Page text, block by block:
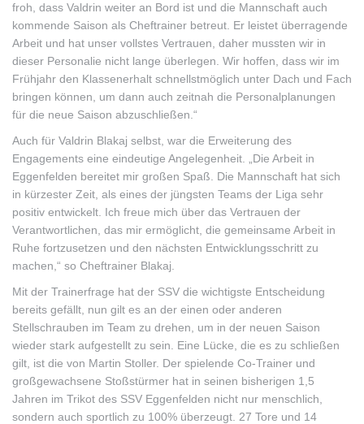
froh, dass Valdrin weiter an Bord ist und die Mannschaft auch
kommende Saison als Cheftrainer betreut. Er leistet überragende
Arbeit und hat unser vollstes Vertrauen, daher mussten wir in
dieser Personalie nicht lange überlegen. Wir hoffen, dass wir im
Frühjahr den Klassenerhalt schnellstmöglich unter Dach und Fach
bringen können, um dann auch zeitnah die Personalplanungen
für die neue Saison abzuschließen.“
Auch für Valdrin Blakaj selbst, war die Erweiterung des
Engagements eine eindeutige Angelegenheit. „Die Arbeit in
Eggenfelden bereitet mir großen Spaß. Die Mannschaft hat sich
in kürzester Zeit, als eines der jüngsten Teams der Liga sehr
positiv entwickelt. Ich freue mich über das Vertrauen der
Verantwortlichen, das mir ermöglicht, die gemeinsame Arbeit in
Ruhe fortzusetzen und den nächsten Entwicklungsschritt zu
machen,“ so Cheftrainer Blakaj.
Mit der Trainerfrage hat der SSV die wichtigste Entscheidung
bereits gefällt, nun gilt es an der einen oder anderen
Stellschrauben im Team zu drehen, um in der neuen Saison
wieder stark aufgestellt zu sein. Eine Lücke, die es zu schließen
gilt, ist die von Martin Stoller. Der spielende Co-Trainer und
großgewachsene Stoßstürmer hat in seinen bisherigen 1,5
Jahren im Trikot des SSV Eggenfelden nicht nur menschlich,
sondern auch sportlich zu 100% überzeugt. 27 Tore und 14